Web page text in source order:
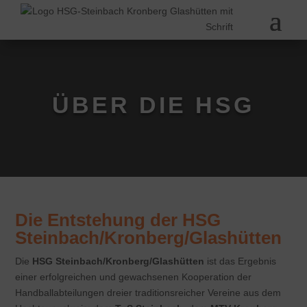
ÜBER DIE HSG
Die Entstehung der HSG
Steinbach/Kronberg/Glashütten
Die HSG Steinbach/Kronberg/Glashütten ist das Ergebnis
einer erfolgreichen und gewachsenen Kooperation der
Handballabteilungen dreier traditionsreicher Vereine aus dem